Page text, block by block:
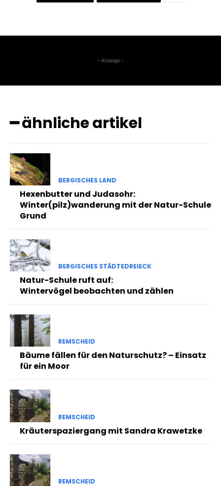
- Anzeige -
━ ähnliche artikel
BERGISCHES LAND
Hexenbutter und Judasohr:
Winter(pilz)wanderung mit der Natur-Schule
Grund
BERGISCHES STÄDTEDREIECK
Natur-Schule ruft auf:
Wintervögel beobachten und zählen
REMSCHEID
Bäume fällen für den Naturschutz? – Einsatz
für ein Moor
REMSCHEID
Kräuterspaziergang mit Sandra Krawetzke
REMSCHEID